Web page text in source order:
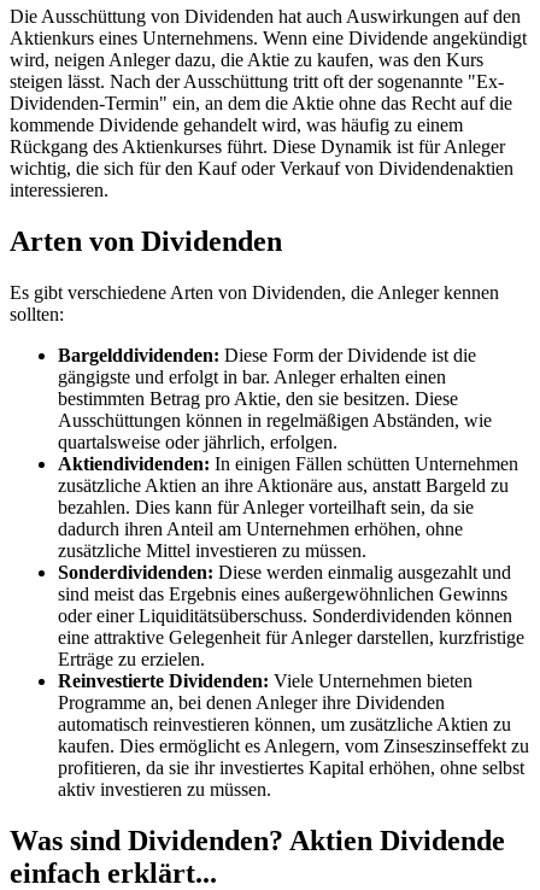
Die Ausschüttung von Dividenden hat auch Auswirkungen auf den
Aktienkurs eines Unternehmens. Wenn eine Dividende angekündigt
wird, neigen Anleger dazu, die Aktie zu kaufen, was den Kurs
steigen lässt. Nach der Ausschüttung tritt oft der sogenannte "Ex-
Dividenden-Termin" ein, an dem die Aktie ohne das Recht auf die
kommende Dividende gehandelt wird, was häufig zu einem
Rückgang des Aktienkurses führt. Diese Dynamik ist für Anleger
wichtig, die sich für den Kauf oder Verkauf von Dividendenaktien
interessieren.
Arten von Dividenden
Es gibt verschiedene Arten von Dividenden, die Anleger kennen
sollten:
Bargelddividenden: Diese Form der Dividende ist die
gängigste und erfolgt in bar. Anleger erhalten einen
bestimmten Betrag pro Aktie, den sie besitzen. Diese
Ausschüttungen können in regelmäßigen Abständen, wie
quartalsweise oder jährlich, erfolgen.
Aktiendividenden: In einigen Fällen schütten Unternehmen
zusätzliche Aktien an ihre Aktionäre aus, anstatt Bargeld zu
bezahlen. Dies kann für Anleger vorteilhaft sein, da sie
dadurch ihren Anteil am Unternehmen erhöhen, ohne
zusätzliche Mittel investieren zu müssen.
Sonderdividenden: Diese werden einmalig ausgezahlt und
sind meist das Ergebnis eines außergewöhnlichen Gewinns
oder einer Liquiditätsüberschuss. Sonderdividenden können
eine attraktive Gelegenheit für Anleger darstellen, kurzfristige
Erträge zu erzielen.
Reinvestierte Dividenden: Viele Unternehmen bieten
Programme an, bei denen Anleger ihre Dividenden
automatisch reinvestieren können, um zusätzliche Aktien zu
kaufen. Dies ermöglicht es Anlegern, vom Zinseszinseffekt zu
profitieren, da sie ihr investiertes Kapital erhöhen, ohne selbst
aktiv investieren zu müssen.
Was sind Dividenden? Aktien Dividende
einfach erklärt...